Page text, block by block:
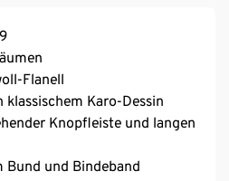
Flanell
klassischem Karo-Dessin
Knopfleiste und langen
Bund und Bindeband